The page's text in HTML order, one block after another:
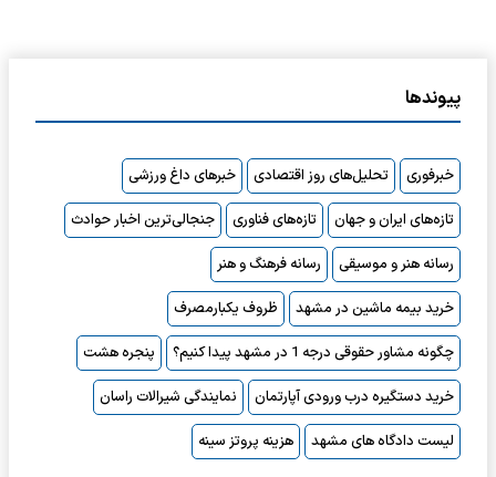
پیوندها
خبرفوری تحلیل‌های روز اقتصادی
خبرهای داغ ورزشی
تازه‌های ایران و جهان
تازه‌های فناوری
جنجالی‌ترین اخبار حوادث
رسانه هنر و موسیقی
رسانه فرهنگ و هنر
خرید بیمه ماشین در مشهد
ظروف یکبارمصرف
چگونه مشاور حقوقی درجه 1 در مشهد پیدا کنیم؟
پنجره هشت
خرید دستگیره درب ورودی آپارتمان
نمایندگی شیرالات راسان
لیست دادگاه های مشهد
هزینه پروتز سینه